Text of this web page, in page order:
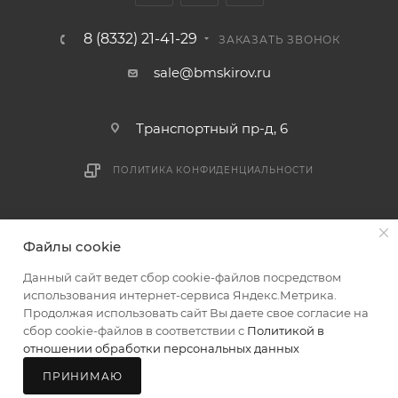
ВАЖНО: Покупатель обязан обеспечить наличие
отказаться от доставки. Стоимость повторной
Доставка заказов по России не осуществляется.
8 (8332) 21-41-29 ЗАКАЗАТЬ ЗВОНОК
sale@bmskirov.ru
Транспортный пр-д, 6
ПОЛИТИКА КОНФИДЕНЦИАЛЬНОСТИ
Файлы cookie
Данный сайт ведет сбор cookie-файлов посредством
использования интернет-сервиса Яндекс.Метрика.
Продолжая использовать сайт Вы даете свое согласие на
сбор cookie-файлов в соответствии с Политикой в
отношении обработки персональных данных
ПРИНИМАЮ